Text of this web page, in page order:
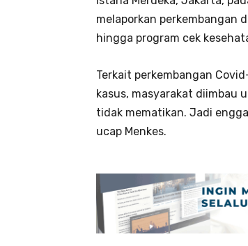
melaporkan perkembangan
hingga program cek
Terkait perkembangan
kasus, masyarakat diimbau
tidak mematikan. Jadi
ucap Menkes.